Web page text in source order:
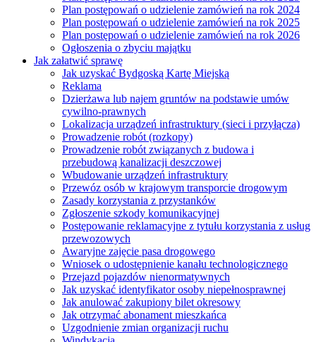
Plan postępowań o udzielenie zamówień na rok 2024
Plan postępowań o udzielenie zamówień na rok 2025
Plan postępowań o udzielenie zamówień na rok 2026
Ogłoszenia o zbyciu majątku
Jak załatwić sprawę
Jak uzyskać Bydgoską Kartę Miejską
Reklama
Dzierżawa lub najem gruntów na podstawie umów
cywilno-prawnych
Lokalizacja urządzeń infrastruktury (sieci i przyłącza)
Prowadzenie robót (rozkopy)
Prowadzenie robót związanych z budowa i
przebudową kanalizacji deszczowej
Wbudowanie urządzeń infrastruktury
Przewóz osób w krajowym transporcie drogowym
Zasady korzystania z przystanków
Zgłoszenie szkody komunikacyjnej
Postępowanie reklamacyjne z tytułu korzystania z usług
przewozowych
Awaryjne zajęcie pasa drogowego
Wniosek o udostępnienie kanału technologicznego
Przejazd pojazdów nienormatywnych
Jak uzyskać identyfikator osoby niepełnosprawnej
Jak anulować zakupiony bilet okresowy
Jak otrzymać abonament mieszkańca
Uzgodnienie zmian organizacji ruchu